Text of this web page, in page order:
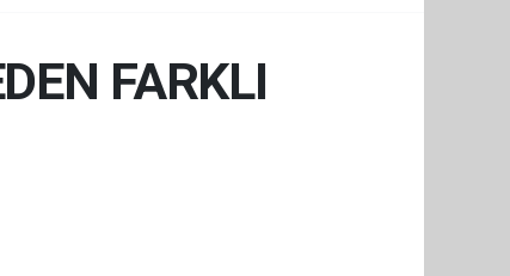
FARKLI